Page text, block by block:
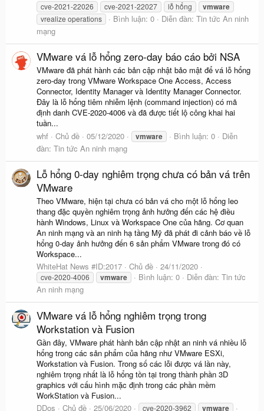
cve-2021-22026
cve-2021-22027 lỗ hổng vmware
vrealize operations Bình luận: 0 Diễn đàn: Tin tức An ninh
mạng
VMware vá lỗ hổng zero-day báo cáo bởi NSA
VMware đã phát hành các bản cập nhật bảo mật để vá lỗ hổng
zero-day trong VMware Workspace One Access, Access
Connector, Identity Manager và Identity Manager Connector.
Đây là lỗ hổng tiêm nhiễm lệnh (command injection) có mã
định danh CVE-2020-4006 và đã được tiết lộ công khai hai
tuần...
whf
Chủ đề 05/12/2020 vmware Bình luận: 0
Diễn
đàn: Tin tức An ninh mạng
Lỗ hổng 0-day nghiêm trọng chưa có bản vá trên
VMware
Theo VMware, hiện tại chưa có bản vá cho một lỗ hổng leo
thang đặc quyền nghiêm trọng ảnh hưởng đến các hệ điều
hành Windows, Linux và Workspace One của hãng. Cơ quan
An ninh mạng và an ninh hạ tầng Mỹ đã phát đi cảnh báo về lỗ
hổng 0-day ảnh hưởng đến 6 sản phẩm VMware trong đó có
Workspace...
WhiteHat News #ID:2017
Chủ đề 24/11/2020
cve-2020-4006 vmware Bình luận: 0 Diễn đàn: Tin tức
An ninh mạng
VMware vá lỗ hổng nghiêm trọng trong
Workstation và Fusion
Gần đây, VMware phát hành bản cập nhật an ninh vá nhiều lỗ
hổng trong các sản phẩm của hãng như VMware ESXi,
Workstation và Fusion. Trong số các lỗi được vá lần này,
nghiêm trọng nhất là lỗ hổng tồn tại trong thành phần 3D
graphics với cấu hình mặc định trong các phần mềm
WorkStation và Fusion...
DDos
Chủ đề 25/06/2020 cve-2020-3962 vmware